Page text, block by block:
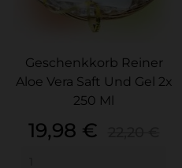
Geschenkkorb Reiner
Aloe Vera Saft Und Gel 2x
250 Ml
Preis
19,98 €